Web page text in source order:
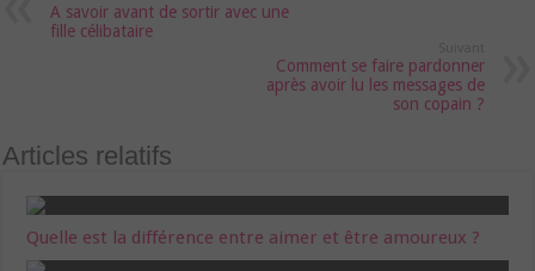
A savoir avant de sortir avec une
fille célibataire
Comment se faire pardonner
après avoir lu les messages de
son copain ?
Articles relatifs
Quelle est la différence entre aimer et être amoureux ?